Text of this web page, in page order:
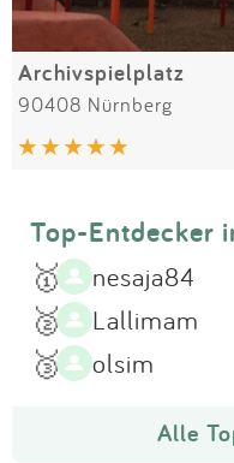
Archivspielplatz
90408 Nürnberg
Top-Entdecker
🥇 nesaja84
🥈 Lallimam
🥉 olsim
Alle